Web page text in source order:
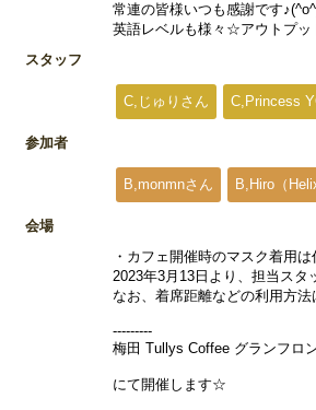
常連の皆様いつも感謝です
英語レベルも様々☆アウトプッ
スタッフ
C,じゅりさん C,Princess
参加者
B,monmnさん B,Hiro（
会場
・カフェ開催時のマスク着用
2023年3月13日より、担当スタ
なお、着席距離などの利用方法
---------
梅田 Tullys Coffee グランフロ
にて開催します☆